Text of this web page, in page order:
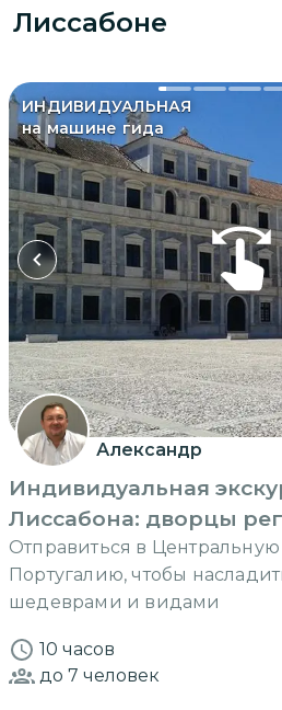
Лиссабоне
ИНДИВИДУАЛЬНАЯ
на машине гида
Александр
Индивидуальная
Лиссабона: дворцы
Отправиться в
Португалию, чтобы
шедеврами и видами
10 часов
до 7 человек